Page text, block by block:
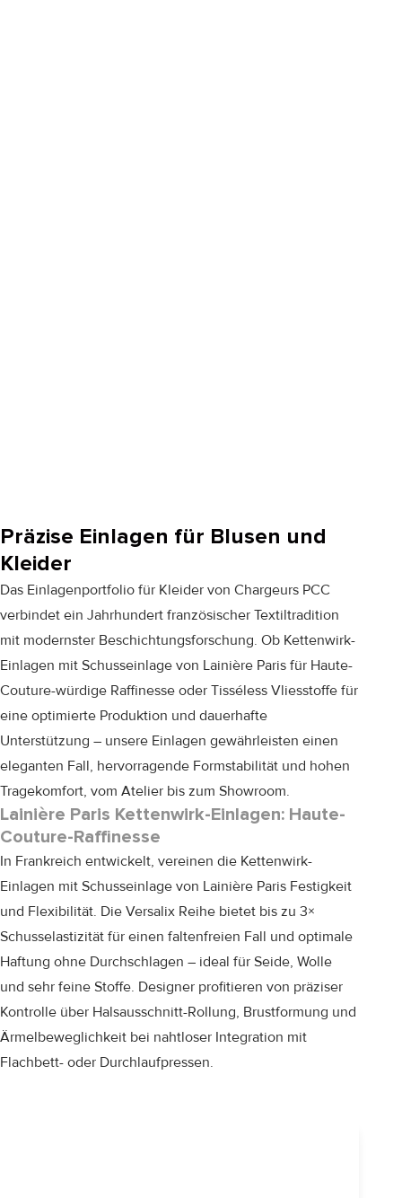
Präzise Einlagen für Blusen und
Kleider
Das Einlagenportfolio für Kleider von Chargeurs PCC
verbindet ein Jahrhundert französischer Textiltradition
mit modernster Beschichtungsforschung. Ob Kettenwirk-
Einlagen mit Schusseinlage von Lainière Paris für Haute-
Couture-würdige Raffinesse oder Tisséless Vliesstoffe für
eine optimierte Produktion und dauerhafte
Unterstützung – unsere Einlagen gewährleisten einen
eleganten Fall, hervorragende Formstabilität und hohen
Tragekomfort, vom Atelier bis zum Showroom.
Lainière Paris Kettenwirk-Einlagen: Haute-
Couture-Raffinesse
In Frankreich entwickelt, vereinen die Kettenwirk-
Einlagen mit Schusseinlage von Lainière Paris Festigkeit
und Flexibilität. Die Versalix Reihe bietet bis zu 3×
Schusselastizität für einen faltenfreien Fall und optimale
Haftung ohne Durchschlagen – ideal für Seide, Wolle
und sehr feine Stoffe. Designer profitieren von präziser
Kontrolle über Halsausschnitt-Rollung, Brustformung und
Ärmelbeweglichkeit bei nahtloser Integration mit
Flachbett- oder Durchlaufpressen.